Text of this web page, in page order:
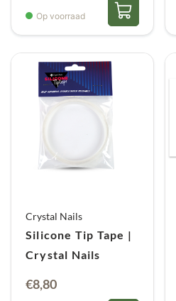
Op voorraad
Crystal Nails
Silicone Tip Tape |
Crystal Nails
€8,80